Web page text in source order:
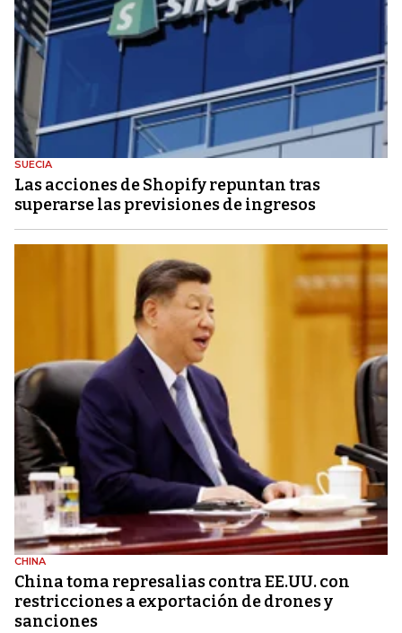
SUECIA
Las acciones de Shopify repuntan tras
superarse las previsiones de ingresos
CHINA
China toma represalias contra EE.UU. con
restricciones a exportación de drones y
sanciones